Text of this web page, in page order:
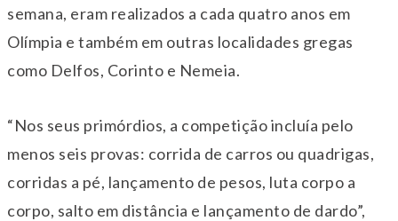
semana, eram realizados a cada quatro anos em
Olímpia e também em outras localidades gregas
como Delfos, Corinto e Nemeia.
“Nos seus primórdios, a competição incluía pelo
menos seis provas: corrida de carros ou quadrigas,
corridas a pé, lançamento de pesos, luta corpo a
corpo, salto em distância e lançamento de dardo”,